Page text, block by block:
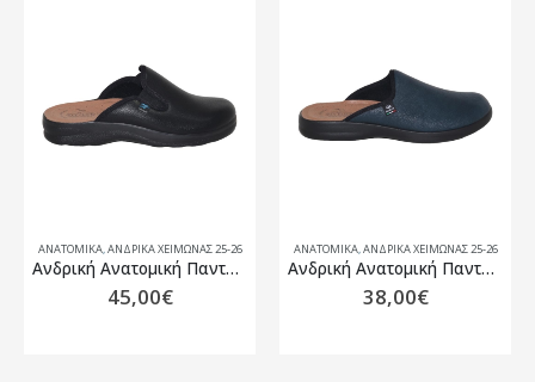
ΑΝΑΤΟΜΙΚΆ,ΑΝΔΡΙΚΆ ΧΕΙΜΏΝΑΣ 25-26
Ανδρική Ανατομική Παντόφλα Fly Flot 82718
45,00€
ΑΝΑΤΟΜΙΚΆ,ΑΝΔΡΙΚΆ ΧΕΙΜΏΝΑΣ 25-26
Ανδρική Ανατομική Παντόφλα Fly Flot P75022E
38,00€